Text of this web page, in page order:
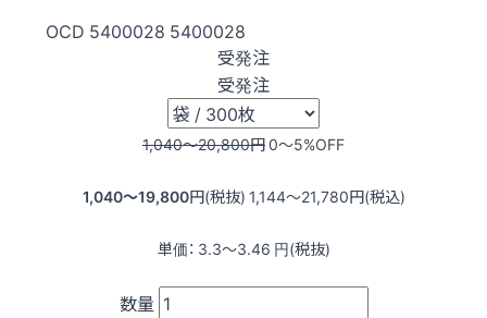
OCD 5400028 5400028
受発注
受発注
1,040〜20,800円0〜5%OFF
1,040〜19,800円(税抜) 1,144〜21,780円(税込)
単価： 3.3〜3.46 円(税抜)
数量